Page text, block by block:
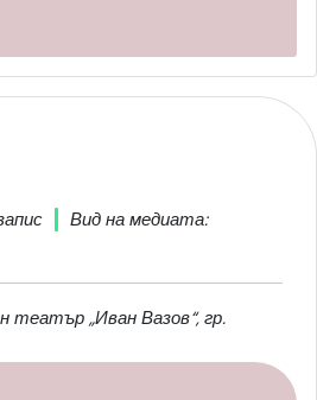
Вид на медиата:
„Иван Вазов“, гр.